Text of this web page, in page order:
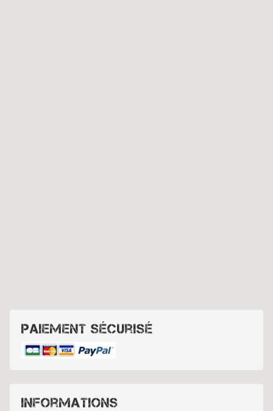
Paiement sécurisé
Informations